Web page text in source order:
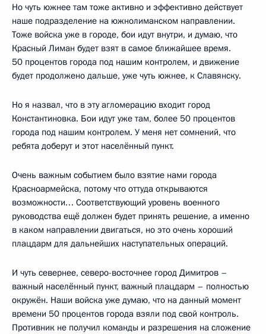
Но чуть южнее там тоже активно и эффективно действует
наше подразделение на южнолиманском направлении.
Тоже войска уже в городе, бои идут внутри, и думаю, что
Красный Лиман будет взят в самое ближайшее время.
50 процентов города под нашим контролем, и движение
будет продолжено дальше, уже чуть южнее, к Славянску.
Но я назвал, что в эту агломерацию входит город
Константиновка. Бои идут уже там, более 50 процентов
города под нашим контролем. У меня нет сомнений, что
ребята доберут и этот населённый пункт.
Очень важным событием было взятие нами города
Красноармейска, потому что оттуда открываются
возможности… Соответствующий уровень военного
руководства ещё должен будет принять решение, а именно
в каком направлении двигаться, но это очень хороший
плацдарм для дальнейших наступательных операций.
И чуть севернее, северо-восточнее город Димитров –
важный населённый пункт, важный плацдарм – полностью
окружён. Наши войска уже думаю, что на данный момент
времени 50 процентов города взяли под свой контроль.
Противник не получил команды и разрешения на сложение